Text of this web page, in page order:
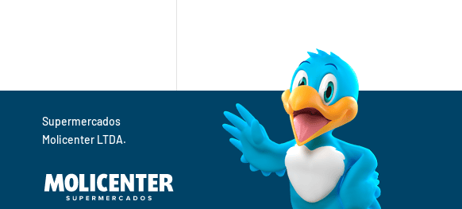
Supermercados
Molicenter LTDA.